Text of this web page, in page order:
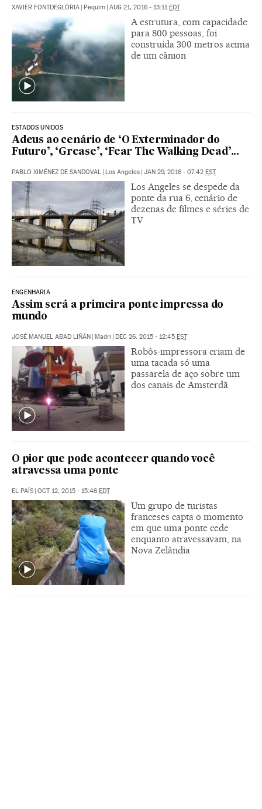
XAVIER FONTDEGLÒRIA | Pequim | AUG 21, 2016 - 13:11EDT
A estrutura, com capacidade
para 800 pessoas, foi
construída 300 metros acima
de um cânion
ESTADOS UNIDOS
Adeus ao cenário de ‘O Exterminador do
Futuro’, ‘Grease’, ‘Fear The Walking Dead’...
PABLO XIMÉNEZ DE SANDOVAL | Los Angeles | JAN 29, 2016 - 07:42 EST
Los Angeles se despede da
ponte da rua 6, cenário de
dezenas de filmes e séries de
TV
ENGENHARIA
Assim será a primeira ponte impressa do
mundo
JOSÉ MANUEL ABAD LIÑÁN | Madri | DEC 26, 2015 - 12:45 EST
Robôs-impressora criam de
uma tacada só uma
passarela de aço sobre um
dos canais de Amsterdã
O pior que pode acontecer quando você
atravessa uma ponte
EL PAÍS | OCT 12, 2015 - 15:46 EDT
Um grupo de turistas
franceses capta o momento
em que uma ponte cede
enquanto atravessavam, na
Nova Zelândia